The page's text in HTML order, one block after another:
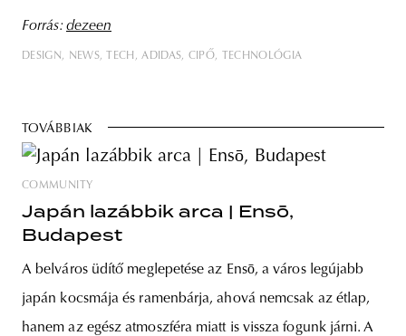
Forrás:dezeen
DESIGN NEWS TECH ADIDAS CIPŐ TECHNOLÓGIA
TOVÁBBIAK
COMMUNITY
Japán lazábbik arca | Ensō,
Budapest
A belváros üdítő meglepetése az Ensō, a város legújabb
japán kocsmája és ramenbárja, ahová nemcsak az étlap,
hanem az egész atmoszféra miatt is vissza fogunk járni. A